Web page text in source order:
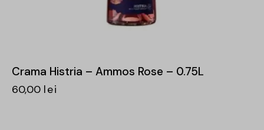
Crama Histria – Ammos Rose – 0.75L
60,00 lei